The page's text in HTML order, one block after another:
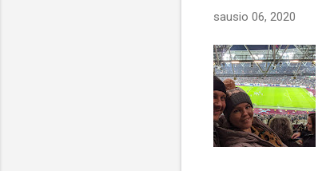
sausio 06, 2020